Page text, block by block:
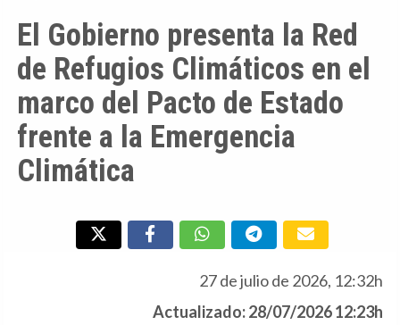
El Gobierno presenta la Red
de Refugios Climáticos en el
marco del Pacto de Estado
frente a la Emergencia
Climática
27 de julio de 2026, 12:32h
Actualizado: 28/07/2026 12:23h